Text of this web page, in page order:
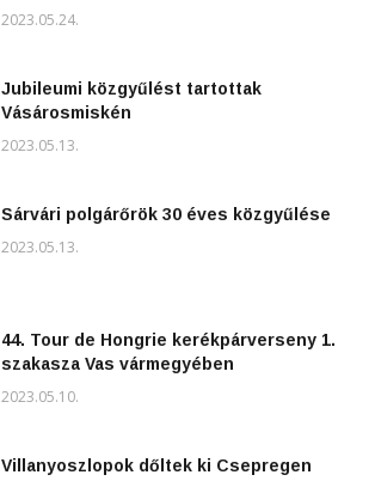
2023.05.24.
Jubileumi közgyűlést tartottak
Vásárosmiskén
2023.05.13.
Sárvári polgárőrök 30 éves közgyűlése
2023.05.13.
44. Tour de Hongrie kerékpárverseny 1.
szakasza Vas vármegyében
2023.05.10.
Villanyoszlopok dőltek ki Csepregen